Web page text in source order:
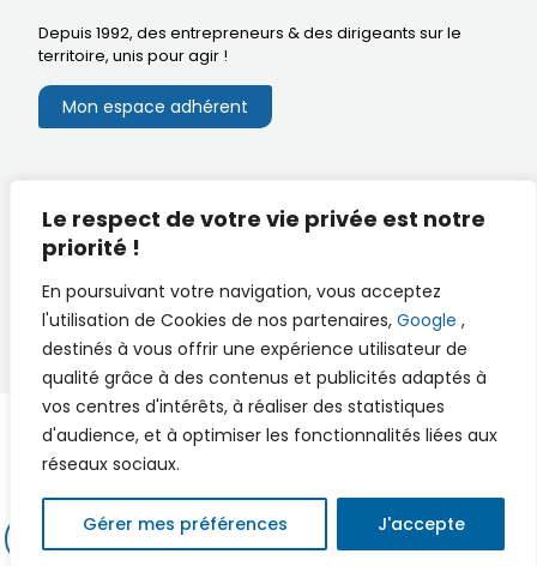
Le respect de votre vie privée est notre
priorité !
En poursuivant votre navigation, vous acceptez
l'utilisation de Cookies de nos partenaires, Google ,
destinés à vous offrir une expérience utilisateur de
qualité grâce à des contenus et publicités adaptés à
vos centres d'intérêts, à réaliser des statistiques
d'audience, et à optimiser les fonctionnalités liées aux
réseaux sociaux.
Gérer mes préférences J'accepte
MON ESPACE ADHÉRENT
Depuis 1992, des entrepreneurs & des dirigeants sur le
territoire, unis pour agir !
Mon espace adhérent
Extranet du CA
Réalisation
Documents utiles